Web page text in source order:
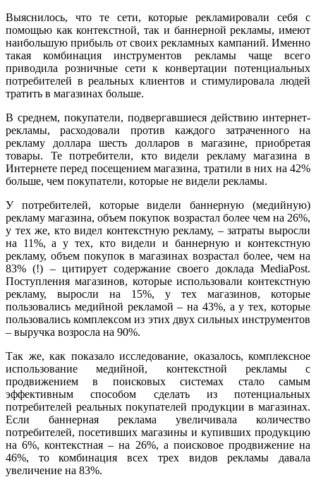
Выяснилось, что те сети, которые рекламировали себя с
помощью как контекстной, так и баннерной рекламы, имеют
наибольшую прибыль от своих рекламных кампаний. Именно
такая комбинация инструментов рекламы чаще всего
приводила розничные сети к конвертации потенциальных
потребителей в реальных клиентов и стимулировала людей
тратить в магазинах больше.
В среднем, покупатели, подвергавшиеся действию интернет-
рекламы, расходовали против каждого затраченного на
рекламу доллара шесть долларов в магазине, приобретая
товары. Те потребители, кто видели рекламу магазина в
Интернете перед посещением магазина, тратили в них на 42%
больше, чем покупатели, которые не видели рекламы.
У потребителей, которые видели баннерную (медийную)
рекламу магазина, объем покупок возрастал более чем на 26%,
у тех же, кто видел контекстную рекламу, – затраты выросли
на 11%, а у тех, кто видели и баннерную и контекстную
рекламу, объем покупок в магазинах возрастал более, чем на
83% (!) – цитирует содержание своего доклада MediaPost.
Поступления магазинов, которые использовали контекстную
рекламу, выросли на 15%, у тех магазинов, которые
пользовались медийной рекламой – на 43%, а у тех, которые
пользовались комплексом из этих двух сильных инструментов
– выручка возросла на 90%.
Так же, как показало исследование, оказалось, комплексное
использование медийной, контекстной рекламы с
продвижением в поисковых системах стало самым
эффективным способом сделать из потенциальных
потребителей реальных покупателей продукции в магазинах.
Если баннерная реклама увеличивала количество
потребителей, посетивших магазины и купивших продукцию
на 6%, контекстная – на 26%, а поисковое продвижение на
46%, то комбинация всех трех видов рекламы давала
увеличение на 83%.